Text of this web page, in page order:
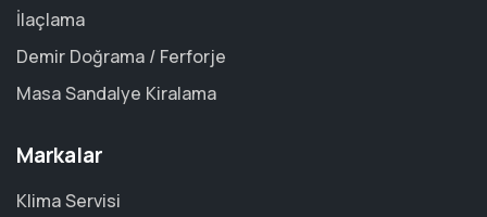
İlaçlama
Demir Doğrama / Ferforje
Masa Sandalye Kiralama
Markalar
Klima Servisi